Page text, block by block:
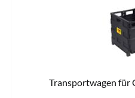
Transportwagen für